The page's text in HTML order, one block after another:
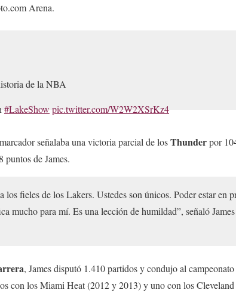
Arena.
de la NBA
#LakeShow pic.twitter.com/W2W2XSrKz4
señalaba una victoria parcial de losThunderpor
puntos de James.
los fieles de los Lakers. Ustedes son únicos. Poder estar en
mucho para mí. Es una lección de humildad”, señaló
, James disputó 1.410 partidos y condujo al
con los Miami Heat (2012 y 2013) y uno con los